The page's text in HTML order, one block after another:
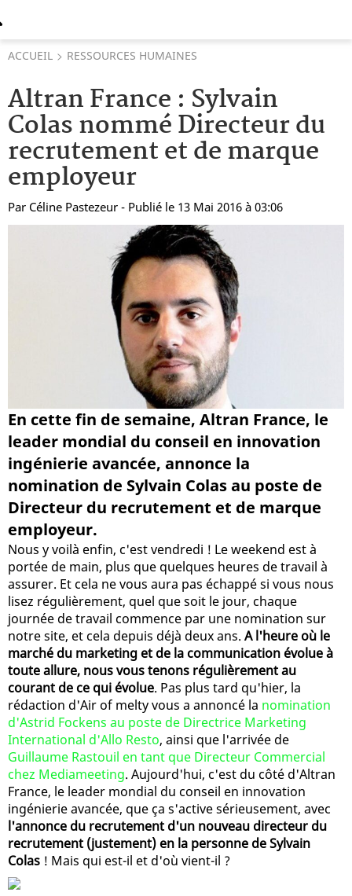
ACCUEIL RESSOURCES HUMAINES
Altran France : Sylvain
Colas nommé Directeur du
recrutement et de marque
employeur
Par Céline Pastezeur - Publié le 13 Mai 2016 à 03:06
En cette fin de semaine, Altran France, le
leader mondial du conseil en innovation
ingénierie avancée, annonce la
nomination de Sylvain Colas au poste de
Directeur du recrutement et de marque
employeur.
Nous y voilà enfin, c'est vendredi ! Le weekend est à
portée de main, plus que quelques heures de travail à
assurer. Et cela ne vous aura pas échappé si vous nous
lisez régulièrement, quel que soit le jour, chaque
journée de travail commence par une nomination sur
notre site, et cela depuis déjà deux ans. A l'heure où le
marché du marketing et de la communication évolue à
toute allure, nous vous tenons régulièrement au
courant de ce qui évolue. Pas plus tard qu'hier, la
rédaction d'Air of melty vous a annoncé la nomination
d'Astrid Fockens au poste de Directrice Marketing
International d'Allo Resto, ainsi que l'arrivée de
Guillaume Rastouil en tant que Directeur Commercial
chez Mediameeting. Aujourd'hui, c'est du côté d'Altran
France, le leader mondial du conseil en innovation
ingénierie avancée, que ça s'active sérieusement, avec
l'annonce du recrutement d'un nouveau directeur du
recrutement (justement) en la personne de Sylvain
Colas ! Mais qui est-il et d'où vient-il ?